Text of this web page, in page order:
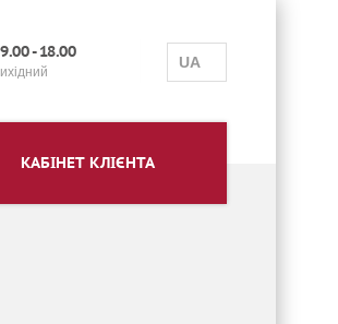
- 18.00
UA
КАБІНЕТ КЛІЄНТА